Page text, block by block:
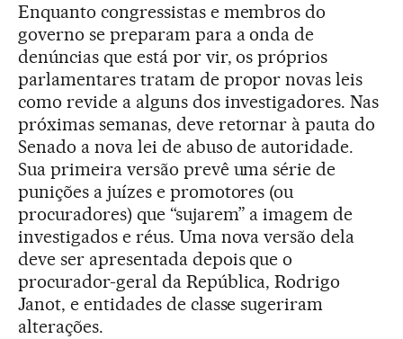
Enquanto congressistas e membros do
governo se preparam para a onda de
denúncias que está por vir, os próprios
parlamentares tratam de propor novas leis
como revide a alguns dos investigadores. Nas
próximas semanas, deve retornar à pauta do
Senado a nova lei de abuso de autoridade.
Sua primeira versão prevê uma série de
punições a juízes e promotores (ou
procuradores) que “sujarem” a imagem de
investigados e réus. Uma nova versão dela
deve ser apresentada depois que o
procurador-geral da República, Rodrigo
Janot, e entidades de classe sugeriram
alterações.